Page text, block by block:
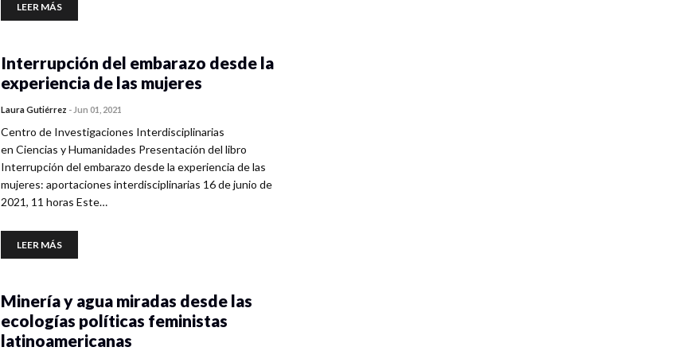
LEER MÁS
Interrupción del embarazo desde la
experiencia de las mujeres
Laura Gutiérrez - Jun 01, 2021
Centro de Investigaciones Interdisciplinarias
en Ciencias y Humanidades Presentación del libro
Interrupción del embarazo desde la experiencia de las
mujeres: aportaciones interdisciplinarias 16 de junio de
2021, 11 horas Este…
LEER MÁS
Minería y agua miradas desde las
ecologías políticas feministas
latinoamericanas